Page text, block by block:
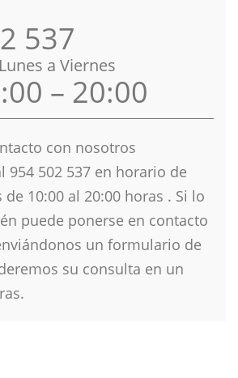
537
Lunes a Viernes
– 20:00
con nosotros
954 502 537 en horario de
de 10:00 al 20:00 horas . Si lo
puede ponerse en contacto
un formulario de
su consulta en un